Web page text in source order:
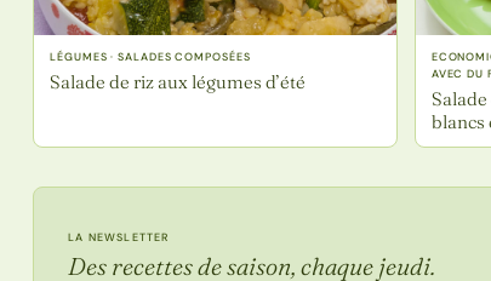
LÉGUMES · SALADES COMPOSÉES
Salade de riz aux légumes d’été
AVEC DU
blancs
LA NEWSLETTER
Des recettes de saison, chaque jeudi.